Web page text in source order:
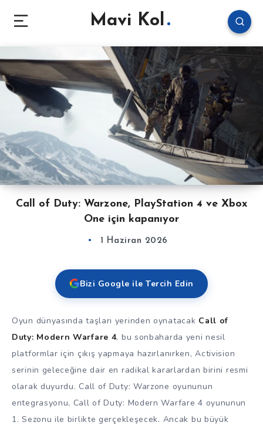
Mavi Kol
Call of Duty: Warzone, PlayStation 4 ve Xbox
One için kapanıyor
1 Haziran 2026
Bizi Google ile Tercih Edin
Oyun dünyasında taşları yerinden oynatacak Call of
Duty: Modern Warfare 4, bu sonbaharda yeni nesil
platformlar için çıkış yapmaya hazırlanırken, Activision
serinin geleceğine dair en radikal kararlardan birini resmi
olarak duyurdu. Call of Duty: Warzone oyununun
entegrasyonu, Call of Duty: Modern Warfare 4 oyununun
1. Sezonu ile birlikte gerçekleşecek. Ancak bu büyük